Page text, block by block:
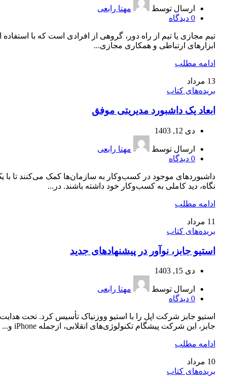
ارسال توسط
مهتا رابعی
0 دیدگاه
تیم مجازی یا تیم از راه دور، گروهی از افرادی است که با استفاده
ابزارهای ارتباطی و همکاری مجازی...
ادامه مطلب
13 مرداد
بریده‌های کتاب
ابعاد یک داشبورد مدیریتی موفق
دی 12, 1403
ارسال توسط
مهتا رابعی
0 دیدگاه
داشبوردهای موجود در کسب‌وکار به سازمان‌ها کمک می‌کنند تا با
نگاه، دید کاملی به کسب‌وکار خود داشته باشند. در...
ادامه مطلب
11 مرداد
بریده‌های کتاب
استیو جابز، نو‌آور در پیشنهاد‌‌های جدید
دی 15, 1403
ارسال توسط
مهتا رابعی
0 دیدگاه
استیو جابز شرکت اپل را با استیو ووزنیاک تأسیس کرد. تحت هدایت
جابز، این شرکت پیشگام تکنولوژی‌های انقلابی، ازجمله iPhone و...
ادامه مطلب
10 مرداد
بریده‌های کتاب